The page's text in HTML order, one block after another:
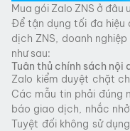
Mua gói Zalo ZNS ở đâu
Để tận dụng tối đa hiệu
dịch ZNS, doanh
như sau:
Tuân thủ chính sách nội
Zalo kiểm duyệt chặt
Các mẫu tin phải đúng
báo giao dịch, nhắc
Tuyệt đối không sử